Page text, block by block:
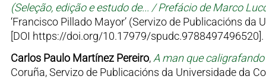
(Seleção, edição e estudo de... / Prefácio de Marco
‘Francisco Pillado Mayor’ (Servizo de Publicacións da
[DOI https://doi.org/10.17979/spudc.9788497496520].
Carlos Paulo Martínez Pereiro, A man que
Coruña, Servizo de Publicacións da Universidade da